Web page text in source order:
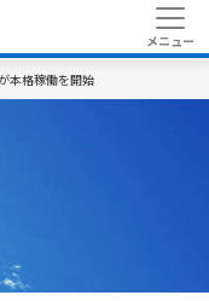
本格稼働を開始